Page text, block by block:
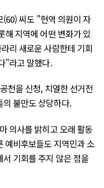
씨도 "현역 의원이 자
해 지역에 어떤 변화가 있
리 새로운 사람한테 기회
"라고 말했다.
천을 신청, 치열한 선거전
불만도 상당하다.
의사를 밝히고 오래 활동
예비후보들도 지역민과 소
기회를 주지 않은 점을